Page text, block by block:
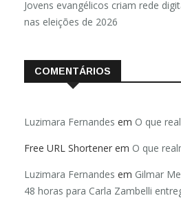
Jovens evangélicos criam rede
nas eleições de 2026
COMENTÁRIOS
Luzimara Fernandes em O que
Free URL Shortener em O que
Luzimara Fernandes em Gilmar
48 horas para Carla Zambelli